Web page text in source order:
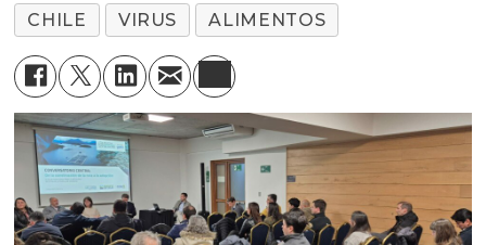
CHILE
VIRUS ALIMENTOS